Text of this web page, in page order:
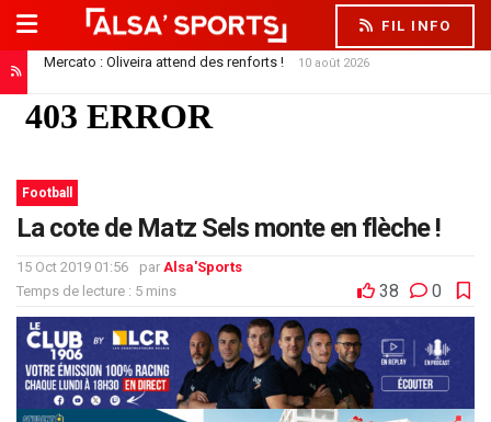
FIL INFO
Mercato : Oliveira attend des renforts ! 10 août 2026
Football
La cote de Matz Sels monte en flèche !
15 Oct 2019 01:56 par Alsa'Sports
Temps de lecture : 5 mins
38 0